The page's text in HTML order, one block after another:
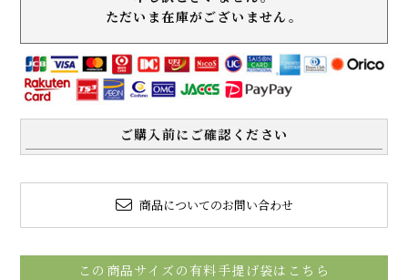
ただいま在庫がございません。
ご購入前にご確認ください
商品についてのお問い合わせ
この商品サイズの有料手提げ袋はこちら